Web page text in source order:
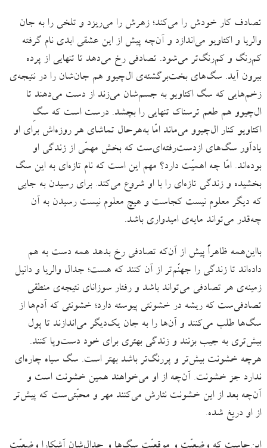
تصادف کار خودش را می‌کند؛ زهرش را می‌ریزد و تلخی را به جان
والریا و اکتاویو می‌اندازد و آن‌چه پیش از این عشقی ابدی نام گرفته
کم‌رنگ و کم‌رنگ‌تر می‌شود. تصادفی رخ می‌دهد تا تنهایی از پرده
بیرون آید. سگ‌‌های بخت‌برگشته‌ی ال‌چیوو هم جان‌شان را در نتیجه‌ی
زخم‌هایی که سگ اکتاویو به جسم‌شان می‌زند از دست می‌دهند تا
ال‌چیوو هم طعم ترسناک تنهایی را بچشد. درست است که سگِ
اکتاویو کنار ال‌چیوو می‌ماند امّا به‌هرحال تماشای هر روزه‌اش برای او
یادآور سگ‌های ازدست‌رفته‌ای‌ست که بخش مهمّی از زندگی‌ او
بوده‌اند. امّا چه اهمیّت دارد؟ مهم این است که نام تازه‌ای به این سگ
بخشیده و زندگی تازه‌ای را با او شروع می‌کند. برای رسیدن به جایی
که دیگر معلوم نیست کجاست و هیچ معلوم نیست رسیدن به آن
چه‌قدر می‌تواند مایه‌ی امیدواری باشد.
بااین‌همه ظاهراً پیش از آن‌که تصادفی رخ بدهد همه دست به هم
داده‌اند تا زندگی را جهنّم‌تر از آن‌ کنند که هست؛ جدال والریا و دانیل
زمینه‌ی هر تصادفی می‌تواند باشد و رفتار سوزانای نتیجه‌ی منطقی
تصادفی‌ست که ریشه در خشونتی پیوسته دارد؛ خشونتی که آدم‌ها از
سگ‌ها طلب می‌کنند و آن‌ها را به جان یک‌دیگر می‌اندازند تا پول
بیش‌تری به جیب بزنند و زندگی بهتری برای خود دست‌وپا کنند.
هرچه خشونت بیش‌تر و پررنگ‌تر باشد بهتر است. سگ سیاه چاره‌ای
ندارد جز خشونت. آن‌چه از او می‌خواهند همین خشونت است و
آن‌چه بعد از این خشونت نثارش می‌کنند مهر و محبّتی‌ست که پیش‌تر
از او دریغ شده.